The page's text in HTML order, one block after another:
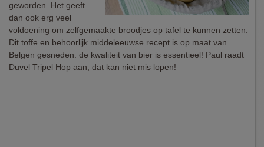
geworden. Het geeft
dan ook erg veel
voldoening om zelfgemaakte broodjes op tafel te kunnen zetten.
Dit toffe en behoorlijk middeleeuwse recept is op maat van
Belgen gesneden: de kwaliteit van bier is essentieel! Paul raadt
Duvel Tripel Hop aan, dat kan niet mis lopen!